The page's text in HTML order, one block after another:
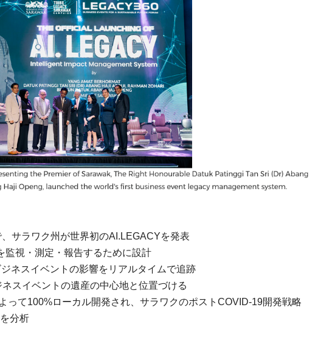
サラワク州が世界初のAI.LEGACYを発表
監視・測定・報告するために設計
ネスイベントの影響をリアルタイムで追跡
スイベントの遺産の中心地と位置づける
って100%ローカル開発され、サラワクのポストCOVID-19開発戦略
分析